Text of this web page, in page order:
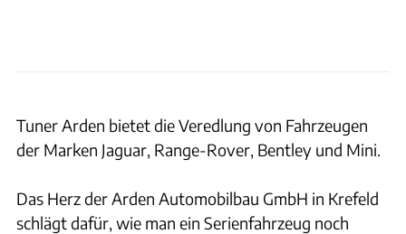
Tuner Arden bietet die Veredlung von Fahrzeugen
der Marken Jaguar, Range-Rover, Bentley und Mini.
Das Herz der Arden Automobilbau GmbH in Krefeld
schlägt dafür, wie man ein Serienfahrzeug noch